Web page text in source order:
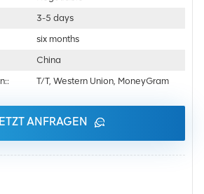
3-5 days
six months
China
T/T, Western Union, MoneyGram
ANFRAGEN